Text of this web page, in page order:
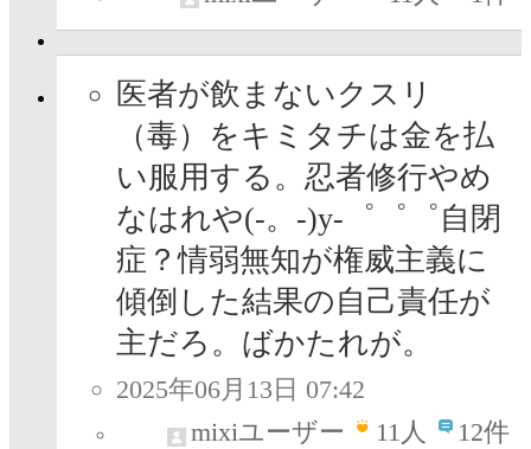
医者が飲まないクスリ
（毒）をキミタチは金を払
い服用する。忍者修行やめ
なはれや(-。-)y-゜゜゜自閉
症？情弱無知が権威主義に
傾倒した結果の自己責任が
主だろ。ばかたれが。
2025年06月13日 07:42
mixiユーザー
11人 12件